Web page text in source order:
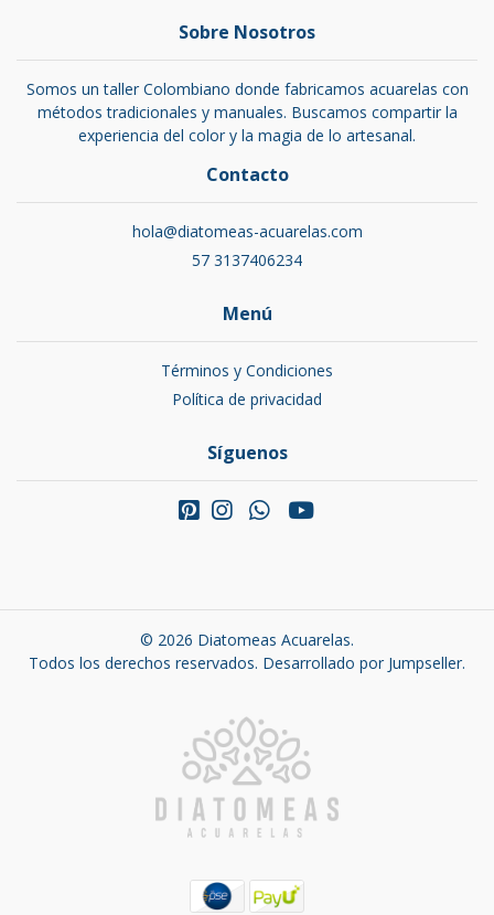
Sobre Nosotros
Somos un taller Colombiano donde fabricamos acuarelas con
métodos tradicionales y manuales. Buscamos compartir la
experiencia del color y la magia de lo artesanal.
Contacto
hola@diatomeas-acuarelas.com
57 3137406234
Menú
Términos y Condiciones
Política de privacidad
Síguenos
© 2026 Diatomeas Acuarelas.
Todos los derechos reservados. Desarrollado por Jumpseller.